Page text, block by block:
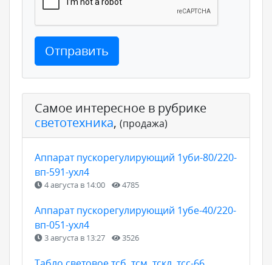
Отправить
Самое интересное в рубрике
светотехника, (продажа)
Аппарат пускорегулирующий 1уби-80/220-
вп-591-ухл4
4 августа в 14:00 4785
Аппарат пускорегулирующий 1убе-40/220-
вп-051-ухл4
3 августа в 13:27 3526